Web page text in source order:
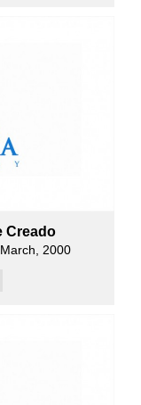
Creado
2000